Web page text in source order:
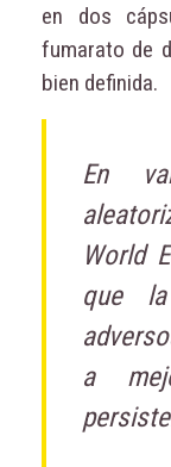
en dos
fumarato de
bien definida.
En
World
que
a